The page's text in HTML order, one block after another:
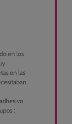
en los
en las
: